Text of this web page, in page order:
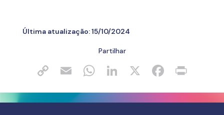
Última atualização:15/10/2024
Partilhar